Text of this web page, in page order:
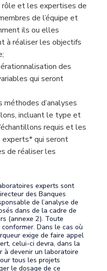
rôle et les expertises de
de l’équipe et
ils ou elles
à réaliser les objectifs
des
qui seront
méthodes d’analyses
incluant le type et
requis et les
qui seront
de réaliser les
experts sont
des Banques
de l’analyse de
dans de la cadre de
(annexe 2). Toute
Dans le cas où
exige de faire appel
celui-ci devra, dans la
à devenir un laboratoire
tous les projets
le dosage de ce